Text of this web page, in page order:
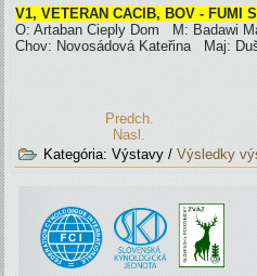
V1, VETERAN CACIB, BOV - FUMI
O: Artaban Cieply Dom M: Badawi
Chov: Novosádová Kateřina Maj:
Predch.
Nasl.
Kategória:Výstavy /Výsledky